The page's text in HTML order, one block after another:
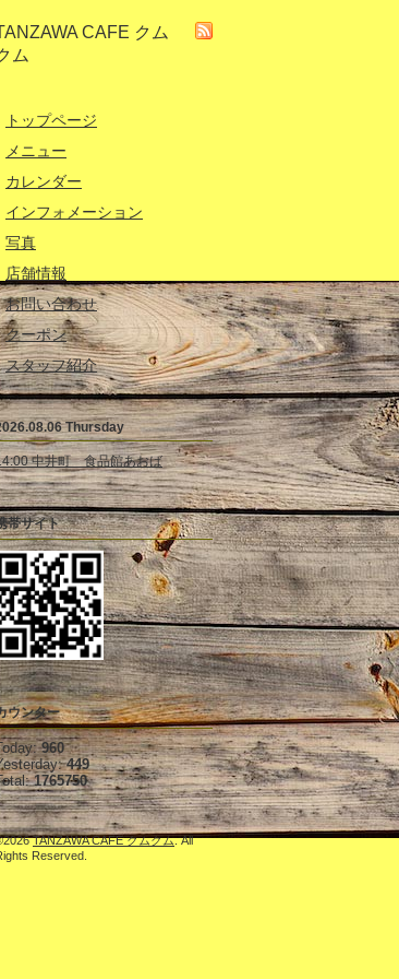
CAFE クム
ム
トップページ
メニュー
カレンダー
インフォメーション
写真
店舗情報
お問い合わせ
クーポン
スタッフ紹介
Thursday
中井町 食品館あおば
帯サイト
ウンター
960
449
1765750
TANZAWA CAFE クムクム. All
Reserved.